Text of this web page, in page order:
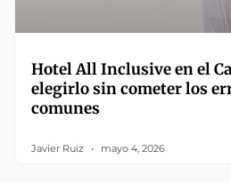
Hotel All Inclusive en el
elegirlo sin cometer los
comunes
Javier Ruiz mayo 4, 2026